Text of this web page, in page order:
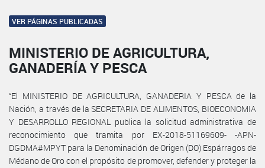
VER PÁGINAS PUBLICADAS
MINISTERIO DE AGRICULTURA,
GANADERÍA Y PESCA
“El MINISTERIO DE AGRICULTURA, GANADERIA Y PESCA de la
Nación, a través de la SECRETARIA DE ALIMENTOS, BIOECONOMIA
Y DESARROLLO REGIONAL publica la solicitud administrativa de
reconocimiento que tramita por EX-2018-51169609- -APN-
DGDMA#MPYT para la Denominación de Origen (DO) Espárragos de
Médano de Oro con el propósito de promover, defender y proteger la